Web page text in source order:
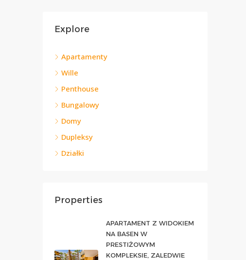
Explore
Apartamenty
Wille
Penthouse
Bungalowy
Domy
Dupleksy
Działki
Properties
APARTAMENT Z WIDOKIEM
NA BASEN W
PRESTIŻOWYM
KOMPLEKSIE, ZALEDWIE